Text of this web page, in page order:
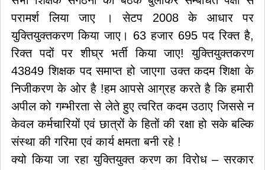
परामर्श लिया जाए । सेटप 2008 के आधार पर
युक्तियुक्तकरण किया जाए। 63 हजार 695 पद रिक्त है,
रिक्त पदों पर शीघ्र भर्ती किया जाए! युक्तियुक्तकरण
43849 शिक्षक पद समाप्त हो जाएगा उक्त कदम शिक्षा के
निजीकरण के ओर है !हम आपसे आग्रह करते है कि हमारी
अपील को गम्भीरता से लेते हुए त्वरित कदम उठाए जिससे न
केवल कर्मचारियों एवं छात्रों के हितों की रक्षा हो सके बल्कि
संस्था की गरिमा एवं कार्य क्षमता बनी रहे !
क्यो किया जा रहा युक्तियुक्त करण का विरोध – सरकार